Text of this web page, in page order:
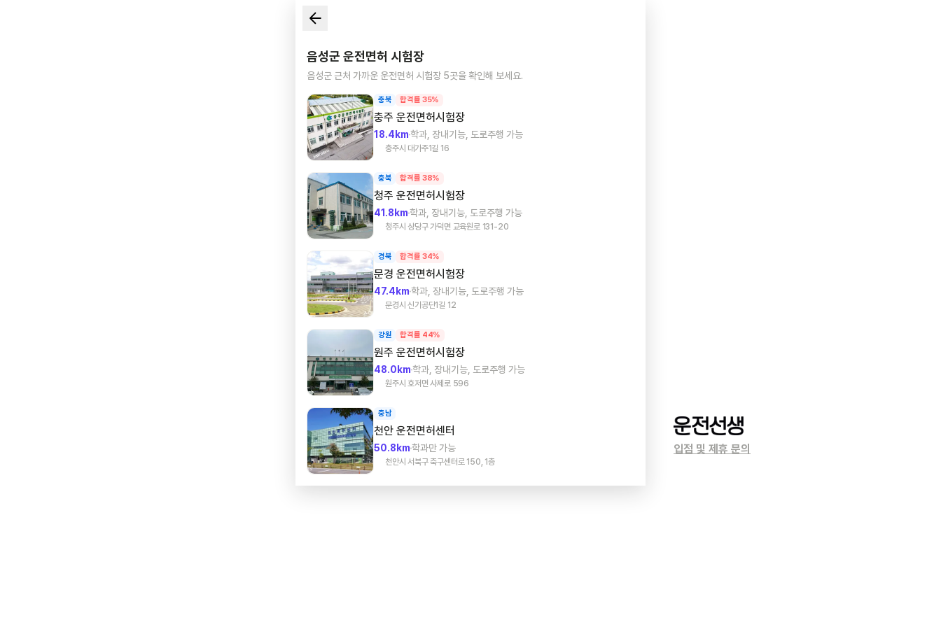
음성군 운전면허 시험장
음성군 근처 가까운 운전면허 시험장 5곳을 확인해 보세요.
충북 합격률 35%
충주 운전면허시험장
18.4km학과, 장내기능, 도로주행 가능
충주시 대가주1길 16
충북 합격률 38%
청주 운전면허시험장
41.8km학과, 장내기능, 도로주행 가능
청주시 상당구 가덕면 교육원로 131-20
경북 합격률 34%
문경 운전면허시험장
47.4km학과, 장내기능, 도로주행 가능
문경시 신기공단1길 12
강원 합격률 44%
원주 운전면허시험장
48.0km학과, 장내기능, 도로주행 가능
원주시 호저면 사제로 596
충남
천안 운전면허센터
50.8km학과만 가능
천안시 서북구 축구센터로 150, 1층
입점 및 제휴 문의